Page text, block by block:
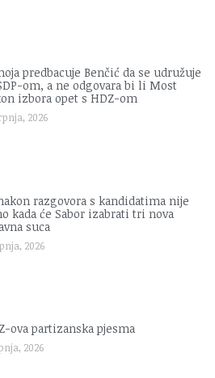
predbacuje Benčić da se udružuje
om, a ne odgovara bi li Most
izbora opet s HDZ-om
2026
razgovora s kandidatima nije
kada će Sabor izabrati tri nova
suca
2026
ova partizanska pjesma
2026